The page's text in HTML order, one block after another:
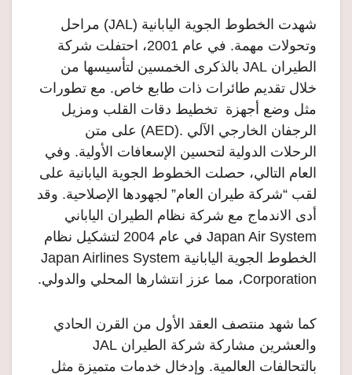
شهدت الخطوط الجوية اليابانية (JAL) مراحل
وتحولات مهمة. في عام 2001، احتفلت شركة
الطيران JAL بالذكرى الخمسين لتأسيسها من
خلال تقديم طائرات ذات طابع خاص. مع تطورات
مثل وضع أجهزة تخطيط دقات القلب ومزيل
الرجفان الخارجي الآلي .(AED) على متن
الرحلات الدولية لتحسين الإسعافات الأولية. وفي
العام التالي، حصلت الخطوط الجوية اليابانية على
لقب “شركة طيران العام” لجهودها الإصلاحية. وقد
أدى الاندماج مع شركة نظام الطيران الياباني
Japan Air System في عام 2004 لتشكيل نظام
الخطوط الجوية اليابانية Japan Airlines System
Corporation، مما عزز انتشارها المحلي والدولي.
كما شهد منتصف العقد الأول من القرن الحادي
والعشرين مشاركة شركة الطيران JAL
بالتحالفات العالمية. وإدخال خدمات متميزة مثل